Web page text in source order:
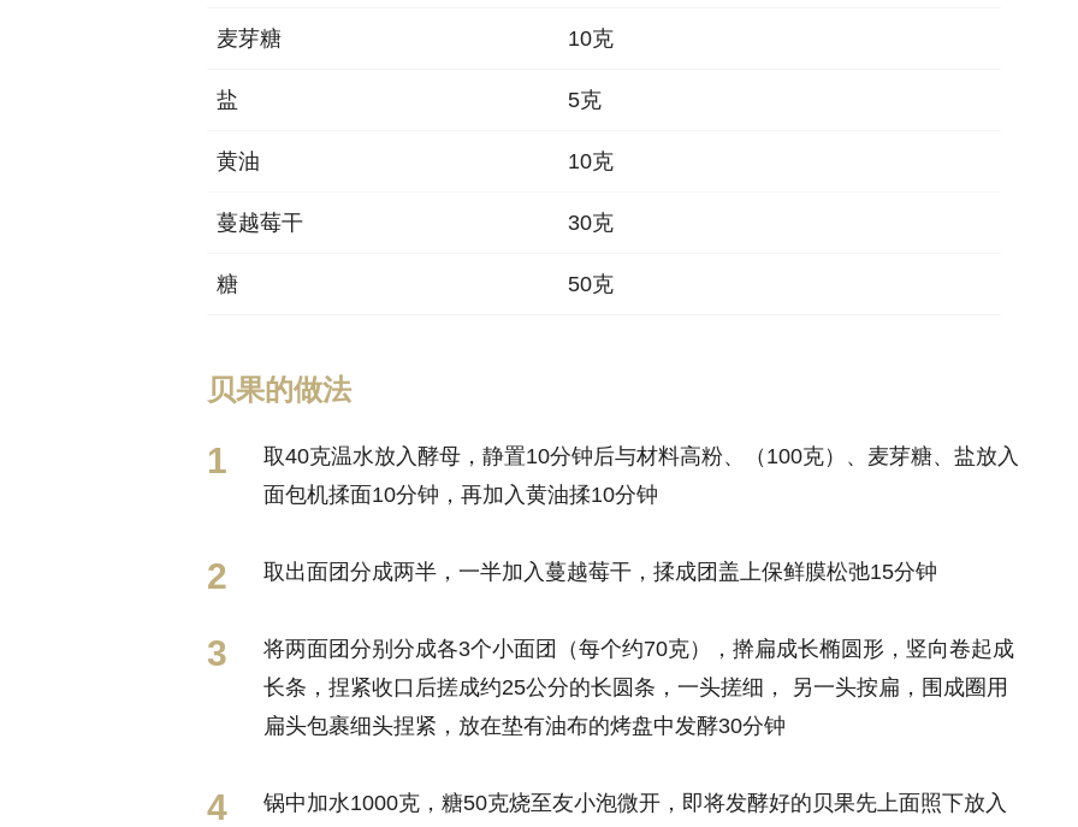
麦芽糖 10克
盐 5克
黄油 10克
蔓越莓干 30克
糖 50克
贝果的做法
取40克温水放入酵母，静置10分钟后与材料高粉、（100克）、麦芽糖、盐放入
面包机揉面10分钟，再加入黄油揉10分钟
取出面团分成两半，一半加入蔓越莓干，揉成团盖上保鲜膜松弛15分钟
将两面团分别分成各3个小面团（每个约70克），擀扁成长椭圆形，竖向卷起成
长条，捏紧收口后搓成约25公分的长圆条，一头搓细， 另一头按扁，围成圈用
扁头包裹细头捏紧，放在垫有油布的烤盘中发酵30分钟
锅中加水1000克，糖50克烧至友小泡微开，即将发酵好的贝果先上面照下放入